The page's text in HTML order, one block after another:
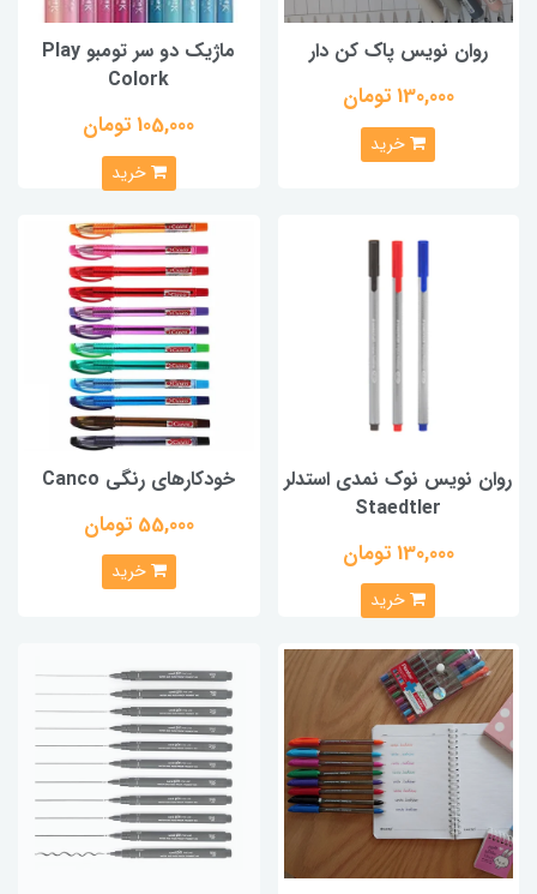
روان نویس پاک کن دار
130,000 تومان
خرید
ماژیک دو سر تومبو Play
Colork
105,000 تومان
خرید
روان نویس نوک نمدی استدلر
Staedtler
130,000 تومان
خرید
خودکارهای رنگی Canco
55,000 تومان
خرید